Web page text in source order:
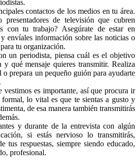
contactos de los medios en tu área.
presentadores de televisión que cubren
con tu trabajo? Asegúrate de estar en
envíales información sobre las noticias o
tu organización.
un periodista, piensa cuál es el objetivo
y qué mensaje quieres transmitir. Realiza
o prepara un pequeño guión para ayudarte
vestimos es importante, así que procura ir
formal, lo vital es que te sientas a gusto y
de esa manera también transmitirás
y durante de la entrevista con algún
si estás nervioso lo transmitirás,
tus respuestas, siempre siendo educado,
profesional.